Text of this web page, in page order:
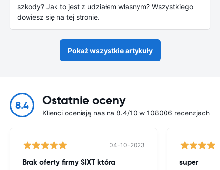
szkody? Jak to jest z udziałem własnym? Wszystkiego
dowiesz się na tej stronie.
Pokaż wszystkie artykuły
8.4 Ostatnie oceny
Klienci oceniają nas na 8.4/10 w 108006 recenzjach
04-10-2023
Brak oferty firmy SIXT która super